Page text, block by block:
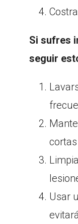
Si sufres
seguir
Usar